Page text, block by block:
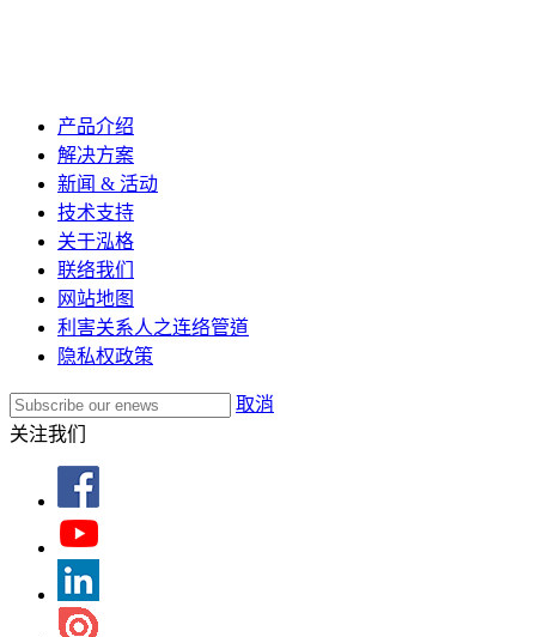
产品介绍
解决方案
新闻 & 活动
技术支持
关于泓格
联络我们
网站地图
利害关系人之连络管道
隐私权政策
取消
关注我们